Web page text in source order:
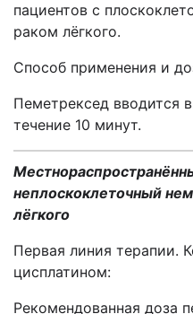
пациентов с
раком лёгкого.
Cпособ применения и
Пеметрексед вводится
течение 10 минут.
неплоскоклеточный
лёгкого
Первая линия терапии.
цисплатином:
Рекомендованная доза